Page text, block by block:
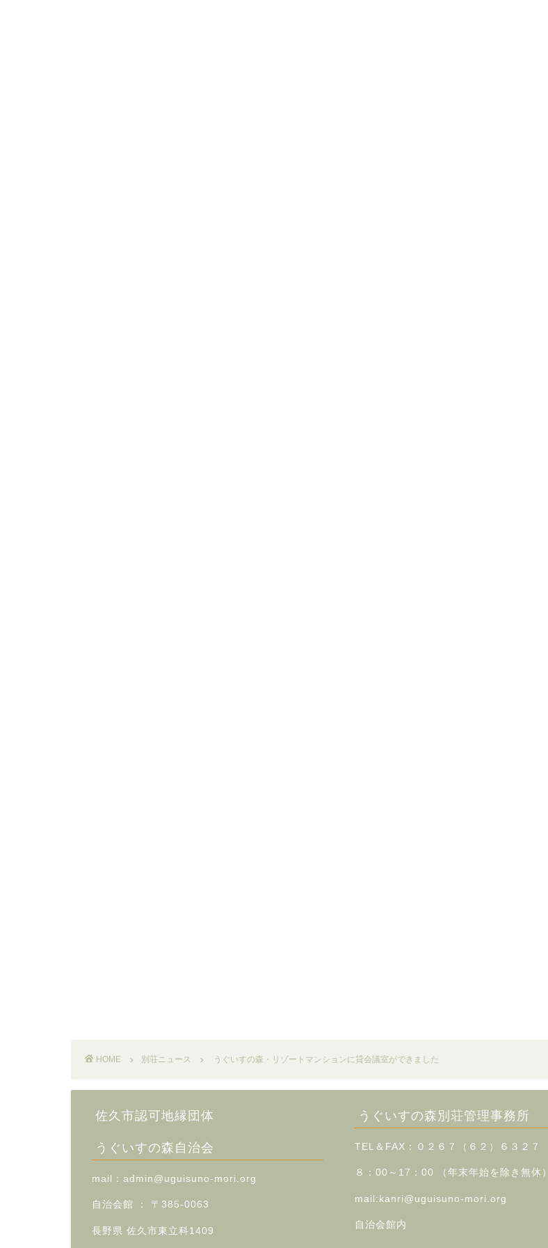
HOME 別荘ニュース うぐいすの森・リゾートマンションに貸会議室ができました
佐久市認可地縁団体
うぐいすの森自治会
mail：admin @uguisuno-mori.org
自治会館 ： 〒385-0063
長野県 佐久市東立科1409
うぐいすの森別荘管理事務所
TEL＆FAX：０２６７（６２）６３２７
８：00～17：00 （ 年末年始を除き無休）
mail:kanri@uguisuno-mori.org
自治会館内